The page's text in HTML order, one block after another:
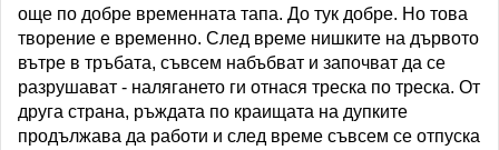
още по добре временната тапа. До тук добре. Но това
творение е временно. След време нишките на дървото
вътре в тръбата, съвсем набъбват и започват да се
разрушават - налягането ги отнася треска по треска. От
друга страна, ръждата по краищата на дупките
продължава да работи и след време съвсем се отпуска